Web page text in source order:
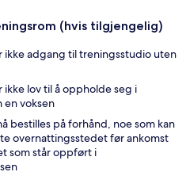
(hvis tilgjengelig)
ikke adgang til treningsstudio uten
ikke lov til å oppholde seg i
en voksen
bestilles på forhånd, noe som kan
overnattingsstedet før ankomst
som står oppført i